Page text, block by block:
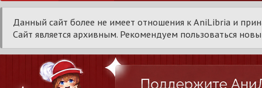
Данный сайт более не имеет отношения к AniLibria и
Сайт является архивным. Рекомендуем пользоваться